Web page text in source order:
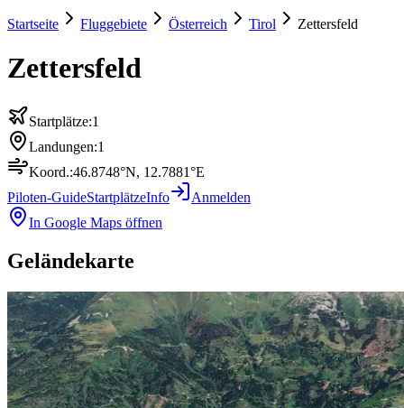
Startseite Fluggebiete Österreich Tirol Zettersfeld
Zettersfeld
Startplätze:1
Landungen:1
Koord.:46.8748°N, 12.7881°E
Piloten-GuideStartplätzeInfo
Anmelden
In Google Maps öffnen
Geländekarte